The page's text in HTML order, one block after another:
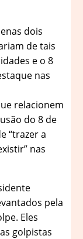
dois
de tais
e o 8
nas
relacionem
do 8 de
“trazer a
nas
pela
Eles
golpistas